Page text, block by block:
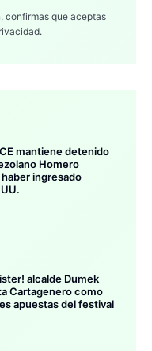
confirmas que aceptas
mantiene detenido
Homero
ingresado
alcalde Dumek
Cartagenero como
apuestas del festival